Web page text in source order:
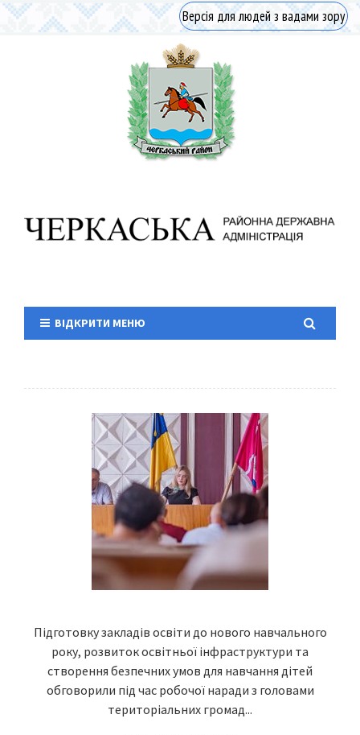
Версія для людей з вадами зору
ВІДКРИТИ МЕНЮ
Підготовку закладів освіти до нового навчального
року, розвиток освітньої інфраструктури та
створення безпечних умов для навчання дітей
обговорили під час робочої наради з головами
територіальних громад...